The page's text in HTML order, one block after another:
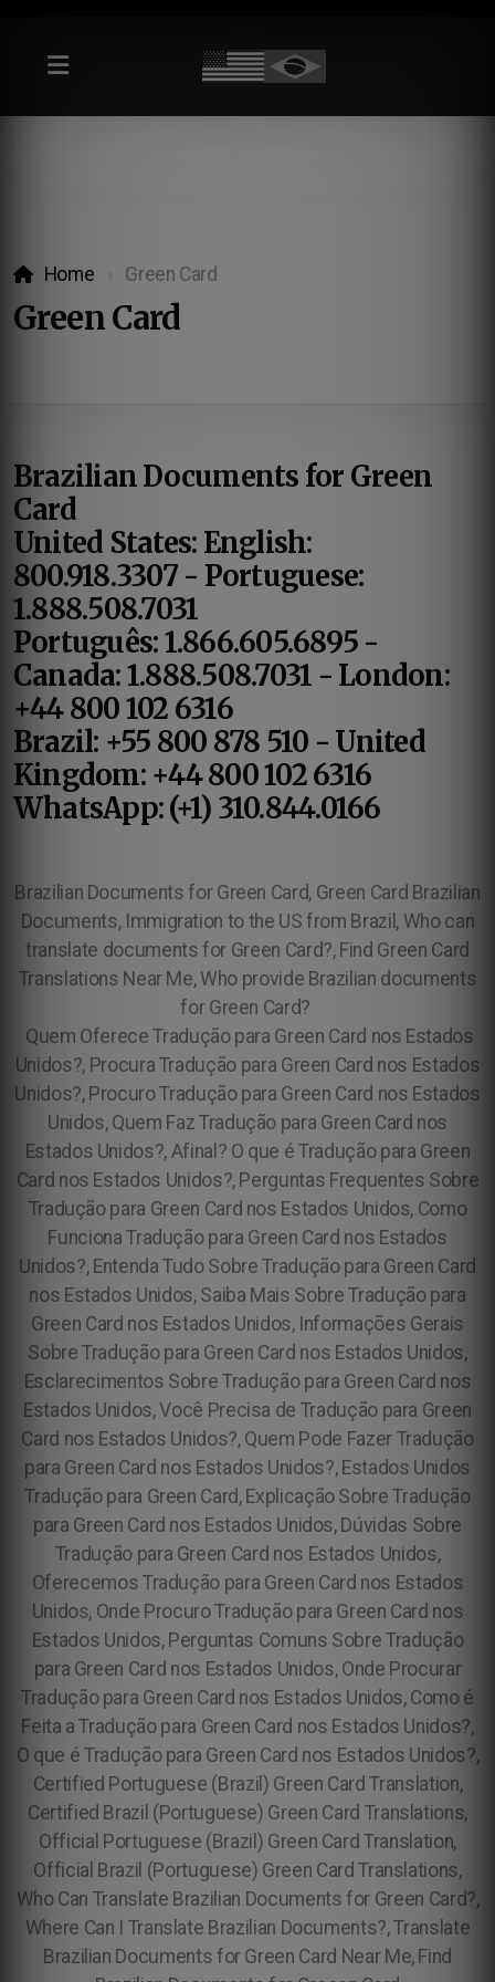
Home Green Card
Green Card
Brazilian Documents for Green
Card
United States: English:
800.918.3307 - Portuguese:
1.888.508.7031
Português: 1.866.605.6895 -
Canada: 1.888.508.7031 - London:
+44 800 102 6316
Brazil: +55 800 878 510 - United
Kingdom: +44 800 102 6316
WhatsApp: (+1) 310.844.0166
Brazilian Documents for Green Card, Green Card Brazilian
Documents, Immigration to the US from Brazil, Who can
translate documents for Green Card?, Find Green Card
Translations Near Me, Who provide Brazilian documents
for Green Card?
Quem Oferece Tradução para Green Card nos Estados
Unidos?, Procura Tradução para Green Card nos Estados
Unidos?, Procuro Tradução para Green Card nos Estados
Unidos, Quem Faz Tradução para Green Card nos
Estados Unidos?, Afinal? O que é Tradução para Green
Card nos Estados Unidos?, Perguntas Frequentes Sobre
Tradução para Green Card nos Estados Unidos, Como
Funciona Tradução para Green Card nos Estados
Unidos?, Entenda Tudo Sobre Tradução para Green Card
nos Estados Unidos, Saiba Mais Sobre Tradução para
Green Card nos Estados Unidos, Informações Gerais
Sobre Tradução para Green Card nos Estados Unidos,
Esclarecimentos Sobre Tradução para Green Card nos
Estados Unidos, Você Precisa de Tradução para Green
Card nos Estados Unidos?, Quem Pode Fazer Tradução
para Green Card nos Estados Unidos?, Estados Unidos
Tradução para Green Card, Explicação Sobre Tradução
para Green Card nos Estados Unidos, Dúvidas Sobre
Tradução para Green Card nos Estados Unidos,
Oferecemos Tradução para Green Card nos Estados
Unidos, Onde Procuro Tradução para Green Card nos
Estados Unidos, Perguntas Comuns Sobre Tradução
para Green Card nos Estados Unidos, Onde Procurar
Tradução para Green Card nos Estados Unidos, Como é
Feita a Tradução para Green Card nos Estados Unidos?,
O que é Tradução para Green Card nos Estados Unidos?,
Certified Portuguese (Brazil) Green Card Translation,
Certified Brazil (Portuguese) Green Card Translations,
Official Portuguese (Brazil) Green Card Translation,
Official Brazil (Portuguese) Green Card Translations,
Who Can Translate Brazilian Documents for Green Card?,
Where Can I Translate Brazilian Documents?, Translate
Brazilian Documents for Green Card Near Me, Find